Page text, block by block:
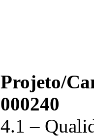
Projeto/
000240
4.1 –